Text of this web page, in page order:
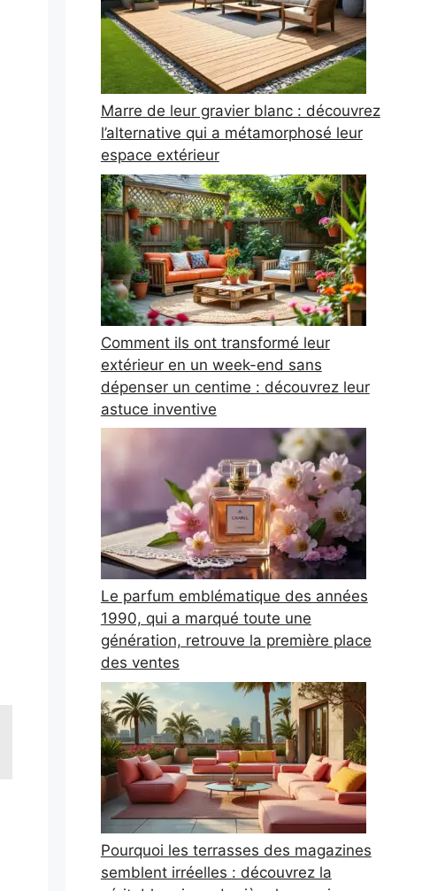
Marre de leur gravier blanc : découvrez
l’alternative qui a métamorphosé leur
espace extérieur
Comment ils ont transformé leur
extérieur en un week-end sans
dépenser un centime : découvrez leur
astuce inventive
Le parfum emblématique des années
1990, qui a marqué toute une
génération, retrouve la première place
des ventes
Pourquoi les terrasses des magazines
semblent irréelles : découvrez la